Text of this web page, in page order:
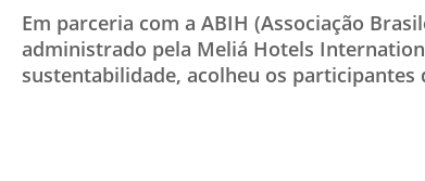
Em parceria com a ABIH (Associação
administrado pela Meliá Hotels
sustentabilidade, acolheu os participantes